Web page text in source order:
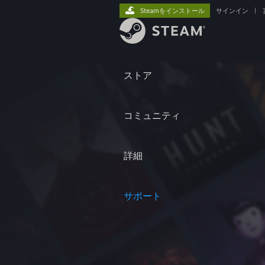
ストア
コミュニティ
詳細
サポート
Steamをインストール サインイン